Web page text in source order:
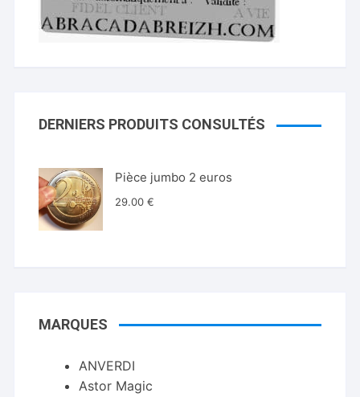
DERNIERS PRODUITS CONSULTÉS
Pièce jumbo 2 euros
29.00€
MARQUES
ANVERDI
Astor Magic